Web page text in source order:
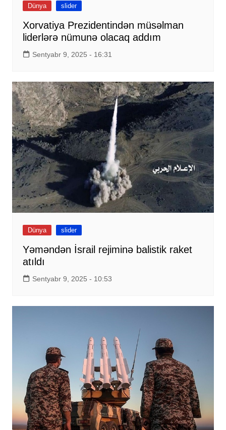
Dünya slider
Xorvatiya Prezidentindən müsəlman
liderlərə nümunə olacaq addım
Sentyabr 9, 2025 - 16:31
Dünya slider
Yəməndən İsrail rejiminə balistik raket
atıldı
Sentyabr 9, 2025 - 10:53